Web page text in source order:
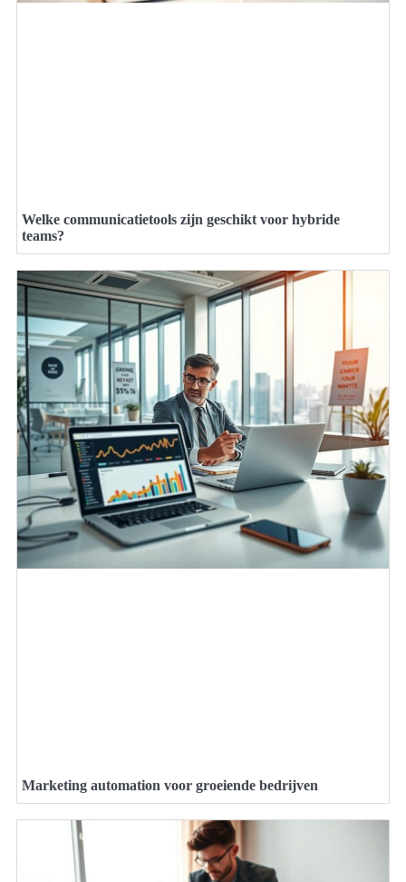
Welke communicatietools zijn geschikt voor hybride
teams?
Marketing automation voor groeiende bedrijven